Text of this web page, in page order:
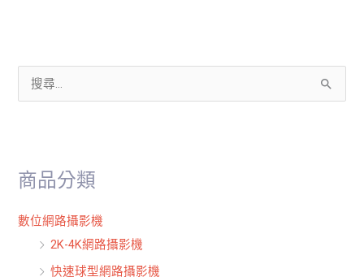
字
商品分類
數位網路攝影機
2K-4K網路攝影機
快速球型網路攝影機